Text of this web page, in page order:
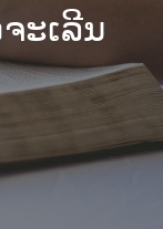
ະເລີນ